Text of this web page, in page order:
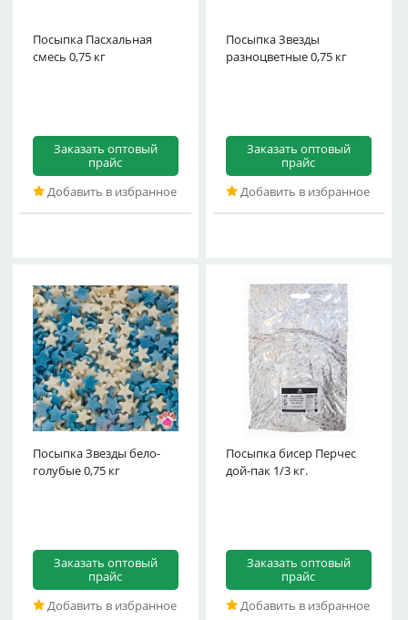
Посыпка Пасхальная
смесь 0,75 кг
Заказать оптовый
прайс
Добавить в избранное
Посыпка Звезды
разноцветные 0,75 кг
Заказать оптовый
прайс
Добавить в избранное
Посыпка Звезды бело-
голубые 0,75 кг
Заказать оптовый
прайс
Добавить в избранное
Посыпка бисер Перчес
дой-пак 1/3 кг.
Заказать оптовый
прайс
Добавить в избранное